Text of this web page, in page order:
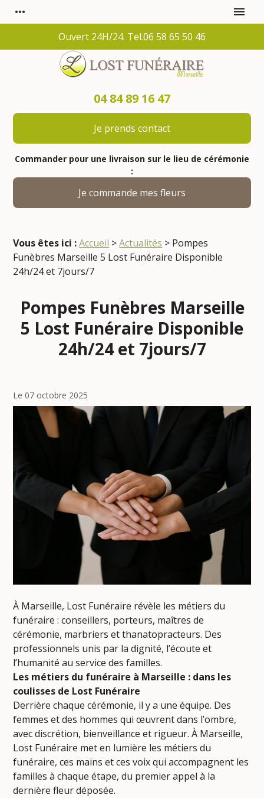
more_horiz menu
Ouvert 24H/24. Tel.06 58 65 50 46
04 84 89 16 47
Je prends contact
Commander pour une livraison sur le lieu de cérémonie
:
Je commande mes fleurs
Vous êtes ici : Accueil >Actualités > Pompes
Funèbres Marseille 5 Lost Funéraire Disponible
24h/24 et 7jours/7
Pompes Funèbres Marseille
5 Lost Funéraire Disponible
24h/24 et 7jours/7
Le 07 octobre 2025
À Marseille, Lost Funéraire révèle les métiers du
funéraire : conseillers, porteurs, maîtres de
cérémonie, marbriers et thanatopracteurs. Des
professionnels unis par la dignité, l’écoute et
l’humanité au service des familles.
Les métiers du funéraire à Marseille : dans les
coulisses de Lost Funéraire
Derrière chaque cérémonie, il y a une équipe. Des
femmes et des hommes qui œuvrent dans l’ombre,
avec discrétion, bienveillance et rigueur. À Marseille,
Lost Funéraire met en lumière les métiers du
funéraire, ces mains et ces voix qui accompagnent les
familles à chaque étape, du premier appel à la
dernière fleur déposée.